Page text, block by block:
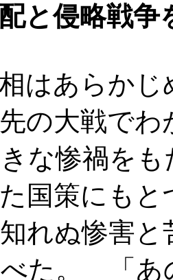
と侵略戦
はあらかじ
の大戦で
な惨禍を
国策にも
れぬ惨害
た。 「あ